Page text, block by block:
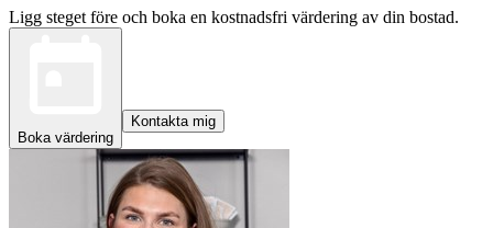
Ligg steget före och boka en kostnadsfri värdering av din bostad.
Boka värdering
Kontakta mig